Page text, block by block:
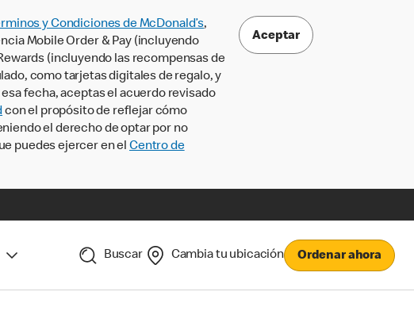
y Condiciones de McDonald’s,
Mobile Order & Pay (incluyendo
(incluyendo las recompensas de
como tarjetas digitales de regalo, y
fecha, aceptas el acuerdo revisado
con el propósito de reflejar cómo
el derecho de optar por no
puedes ejercer en el Centro de
Aceptar
Buscar Cambia tu ubicación Ordenar ahora